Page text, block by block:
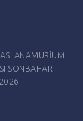
ANAMURİUM
SONBAHAR